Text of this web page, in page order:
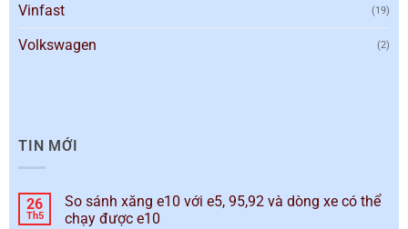
Vinfast (19)
Volkswagen (2)
TIN MỚI
26
Th5
So sánh xăng e10 với e5, 95,92 và dòng xe có thể
chạy được e10